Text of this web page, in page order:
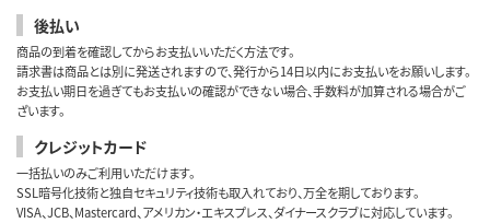
後払い
商品の到着を確認してからお支払いいただく方法です。
請求書は商品とは別に発送されますので、発行から14日以内にお支払いをお願いします。
お支払い期日を過ぎてもお支払いの確認ができない場合、手数料が加算される場合がご
ざいます。
クレジットカード
一括払いのみご利用いただけます。
SSL暗号化技術と独自セキュリティ技術も取入れており、万全を期しております。
VISA、JCB、Mastercard、アメリカン・エキスプレス、ダイナースクラブに対応しています。